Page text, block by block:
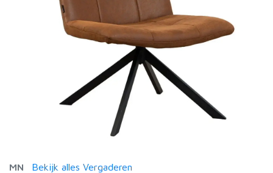
MN Bekijk alles Vergaderen